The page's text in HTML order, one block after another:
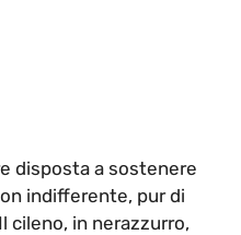
disposta a sostenere
indifferente, pur di
cileno, in nerazzurro,